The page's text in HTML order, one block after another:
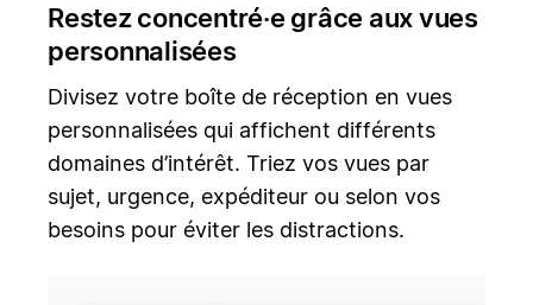
Restez concentré·e grâce aux vues
personnalisées
Divisez votre boîte de réception en vues
personnalisées qui affichent différents
domaines d’intérêt. Triez vos vues par
sujet, urgence, expéditeur ou selon vos
besoins pour éviter les distractions.